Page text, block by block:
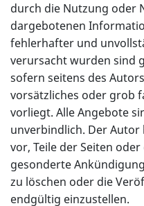
durch die Nutzung oder
dargebotenen
fehlerhafter und
verursacht wurden sind
sofern seitens des
vorsätzliches oder grob
vorliegt. Alle Angebote
unverbindlich. Der Autor
vor, Teile der Seiten
gesonderte
zu löschen oder die
endgültig einzustellen.